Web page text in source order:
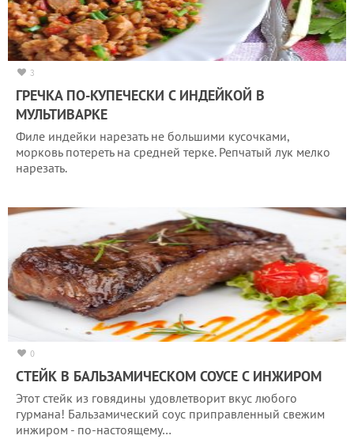
3
ГРЕЧКА ПО-КУПЕЧЕСКИ С ИНДЕЙКОЙ В
МУЛЬТИВАРКЕ
Филе индейки нарезать не большими кусочками,
морковь потереть на средней терке. Репчатый лук мелко
нарезать.
0
СТЕЙК В БАЛЬЗАМИЧЕСКОМ СОУСЕ С ИНЖИРОМ
Этот стейк из говядины удовлетворит вкус любого
гурмана! Бальзамический соус приправленный свежим
инжиром - по-настоящему…